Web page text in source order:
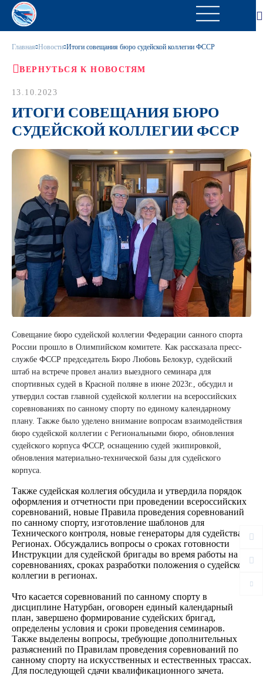
Главная Новости Итоги совещания бюро судейской коллегии ФССР
ВЕРНУТЬСЯ К НОВОСТЯМ
13.10.2023
ИТОГИ СОВЕЩАНИЯ БЮРО
СУДЕЙСКОЙ КОЛЛЕГИИ ФССР
Совещание бюро судейской коллегии Федерации санного спорта
России прошло в Олимпийском комитете. Как рассказала пресс-
службе ФССР председатель Бюро Любовь Белокур, судейский
штаб на встрече провел анализ выездного семинара для
спортивных судей в Красной поляне в июне 2023г., обсудил и
утвердил состав главной судейской коллегии на всероссийских
соревнованиях по санному спорту по единому календарному
плану. Также было уделено внимание вопросам взаимодействия
бюро судейской коллегии с Региональными бюро, обновления
судейского корпуса ФССР, оснащению судей экипировкой,
обновления материально-технической базы для судейского
корпуса.
Также судейская коллегия обсудила и утвердила порядок
оформления и отчетности при проведении всероссийских
соревнований, новые Правила проведения соревнований
по санному спорту, изготовление шаблонов для
Технического контроля, новые генераторы для судейства в
Регионах. Обсуждались вопросы о сроках готовности
Инструкции для судейской бригады во время работы на
соревнованиях, сроках разработки положения о судейской
коллегии в регионах.
Что касается соревнований по санному спорту в
дисциплине Натурбан, оговорен единый календарный
план, завершено формирование судейских бригад,
определены условия и сроки проведения семинаров.
Также выделены вопросы, требующие дополнительных
разъяснений по Правилам проведения соревнований по
санному спорту на искусственных и естественных трассах.
Для последующей сдачи квалификационного зачета.